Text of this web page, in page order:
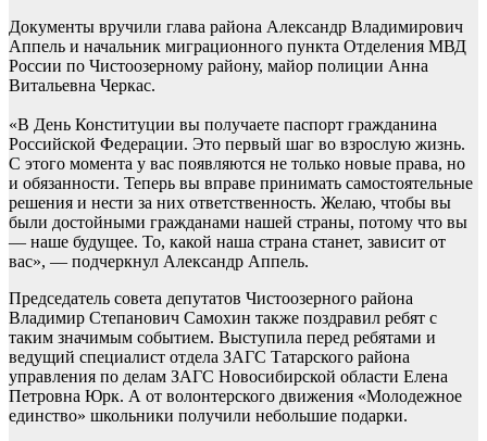
Документы вручили глава района Александр Владимирович
Аппель и начальник миграционного пункта Отделения МВД
России по Чистоозерному району, майор полиции Анна
Витальевна Черкас.
«В День Конституции вы получаете паспорт гражданина
Российской Федерации. Это первый шаг во взрослую жизнь.
С этого момента у вас появляются не только новые права, но
и обязанности. Теперь вы вправе принимать самостоятельные
решения и нести за них ответственность. Желаю, чтобы вы
были достойными гражданами нашей страны, потому что вы
— наше будущее. То, какой наша страна станет, зависит от
вас», — подчеркнул Александр Аппель.
Председатель совета депутатов Чистоозерного района
Владимир Степанович Самохин также поздравил ребят с
таким значимым событием. Выступила перед ребятами и
ведущий специалист отдела ЗАГС Татарского района
управления по делам ЗАГС Новосибирской области Елена
Петровна Юрк. А от волонтерского движения «Молодежное
единство» школьники получили небольшие подарки.